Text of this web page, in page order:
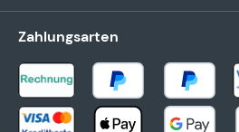
Zahlungsarten